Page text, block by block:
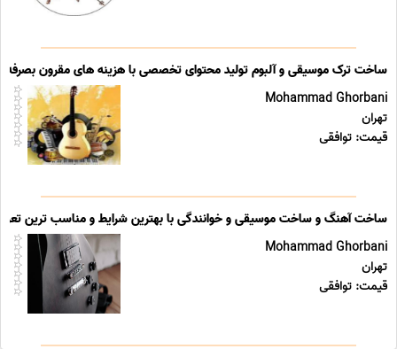
ساخت ترک موسیقی و آلبوم تولید محتوای تخصصی با هزینه های مقرون بصرفه
Mohammad Ghorbani
تهران
قیمت: توافقی
ساخت آهنگ و ساخت موسیقی و خوانندگی با بهترین شرایط و مناسب ترین
Mohammad Ghorbani
تهران
قیمت: توافقی